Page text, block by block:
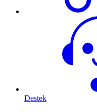
Destek